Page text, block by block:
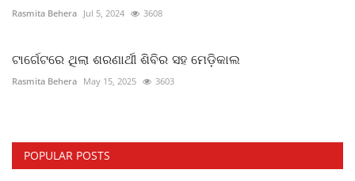
Rasmita Behera Jul 5, 2024 3608
ଟାର୍ଗେଟରେ ଥିଲା ଶରଣାର୍ଥୀ ଶିବିର ସହ ମେଡ଼ିକାଲ
Rasmita Behera May 15, 2025 3603
POPULAR POSTS